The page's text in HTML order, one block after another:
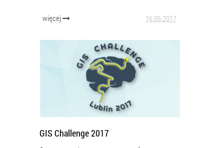
więcej 16.05.2017
GIS Challenge 2017